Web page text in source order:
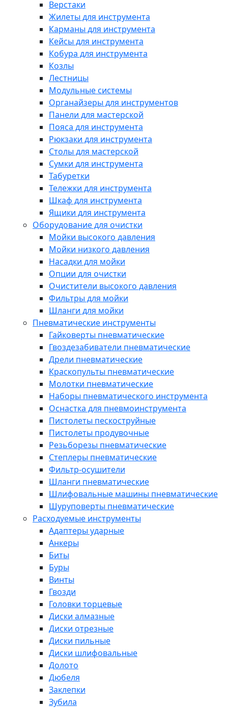
Верстаки
Жилеты для инструмента
Карманы для инструмента
Кейсы для инструмента
Кобура для инструмента
Козлы
Лестницы
Модульные системы
Органайзеры для инструментов
Панели для мастерской
Пояса для инструмента
Рюкзаки для инструмента
Столы для мастерской
Сумки для инструмента
Табуретки
Тележки для инструмента
Шкаф для инструмента
Ящики для инструмента
Оборудование для очистки
Мойки высокого давления
Мойки низкого давления
Насадки для мойки
Опции для очистки
Очистители высокого давления
Фильтры для мойки
Шланги для мойки
Пневматические инструменты
Гайковерты пневматические
Гвоздезабиватели пневматические
Дрели пневматические
Краскопульты пневматические
Молотки пневматические
Наборы пневматического инструмента
Оснастка для пневмоинструмента
Пистолеты пескоструйные
Пистолеты продувочные
Резьборезы пневматические
Степлеры пневматические
Фильтр-осушители
Шланги пневматические
Шлифовальные машины пневматические
Шуруповерты пневматические
Расходуемые инструменты
Адаптеры ударные
Анкеры
Биты
Буры
Винты
Гвозди
Головки торцевые
Диски алмазные
Диски отрезные
Диски пильные
Диски шлифовальные
Долото
Дюбеля
Заклепки
Зубила